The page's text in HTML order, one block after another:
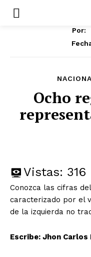
Por:
Ocho
Vistas: 316
Conozca las cifras
caracterizado por el
de la izquierda no
Escribe: Jhon Carlos